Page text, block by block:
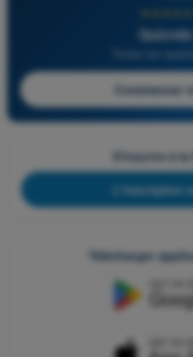
Commencer
S'inscrire à
L'inscription
Télécharger